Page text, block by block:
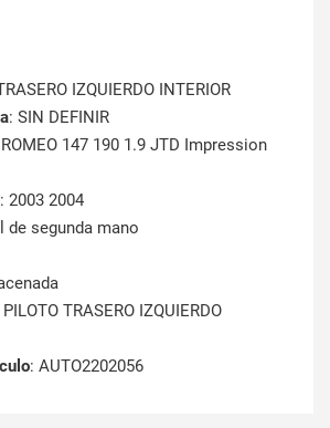
IZQUIERDO INTERIOR
: SIN DEFINIR
147 190 1.9 JTD Impression
: 2003 2004
de segunda mano
PILOTO TRASERO IZQUIERDO
: AUTO2202056